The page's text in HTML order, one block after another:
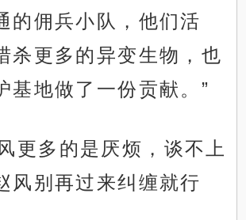
的佣兵小队，他们活
杀更多的异变生物，也
基地做了一份贡献。”
更多的是厌烦，谈不上
风别再过来纠缠就行